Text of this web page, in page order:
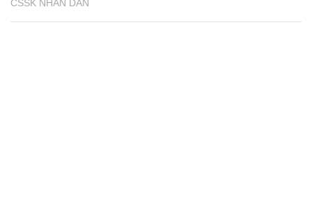
CSSK NHÂN DÂN